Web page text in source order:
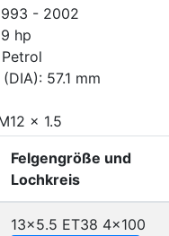
- 2002
hp
57.1 mm
x 1.5
Felgengröße und
Lochkreis
13x5.5 ET38 4x100